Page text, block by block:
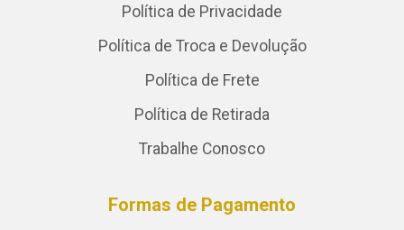
Política de Privacidade
Política de Troca e Devolução
Política de Frete
Política de Retirada
Trabalhe Conosco
Formas de Pagamento